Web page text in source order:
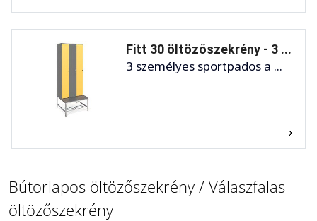
Fitt 30 öltözőszekrény - 3 ...
3 személyes sportpados a ...
Bútorlapos öltözőszekrény / Válaszfalas
öltözőszekrény